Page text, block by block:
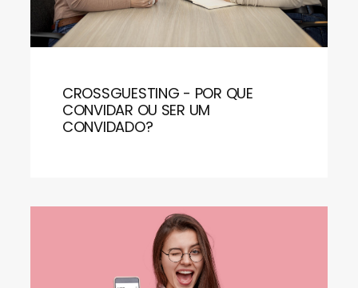
CROSSGUESTING - POR QUE
CONVIDAR OU SER UM
CONVIDADO?